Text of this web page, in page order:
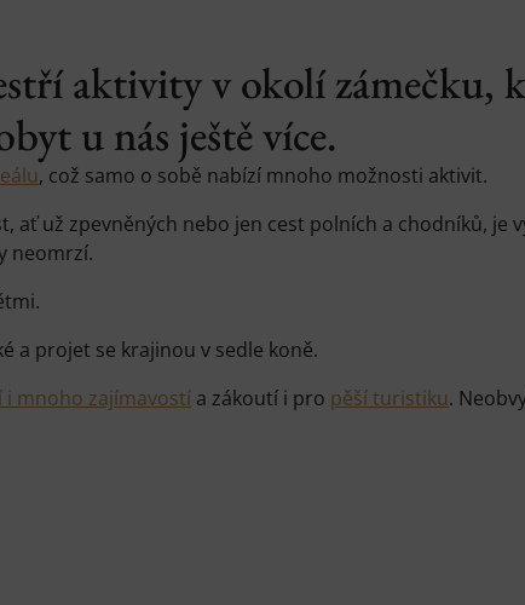
aktivity v okolí zámečku,
u nás ještě více.
, což samo o sobě nabízí mnoho možnosti aktivit.
ať už zpevněných nebo jen cest polních a chodníků, je
neomrzí.
a projet se krajinou v sedle koně.
i mnoho zajímavostí a zákoutí i pro pěší turistiku.